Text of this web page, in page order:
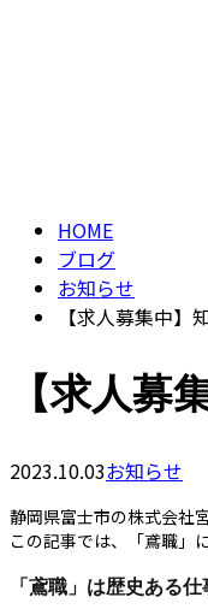
HOME
ブログ
お知らせ
【求人募集中】
【求人
2023.10.03お知らせ
静岡県富士市の株式会社
この記事では、「鳶職」
「鳶職」は歴史ある仕